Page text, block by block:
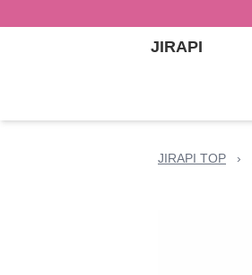
JIRAPI
JIRAPI TOP ›